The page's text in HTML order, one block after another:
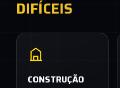
DIFÍCEIS
CONSTRUÇÃO